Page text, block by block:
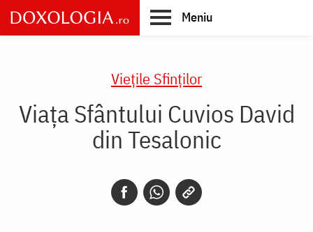
Skip
to
main
Meniu
Vieţile Sfinţilor
Viața Sfântului Cuvios David
din Tesalonic